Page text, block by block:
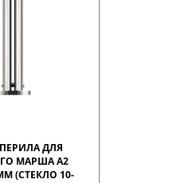
ДЛЯ
МАРША A2
(СТЕКЛО 10-